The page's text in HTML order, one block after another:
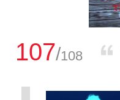
107/108